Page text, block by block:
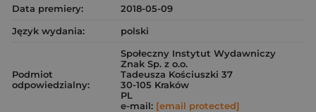
Data premiery:
2018-05-09
Język wydania:
polski
Podmiot
odpowiedzialny:
Społeczny Instytut Wydawniczy
Znak Sp. z o.o.
Tadeusza Kościuszki 37
30-105 Kraków
PL
e-mail: [email protected]